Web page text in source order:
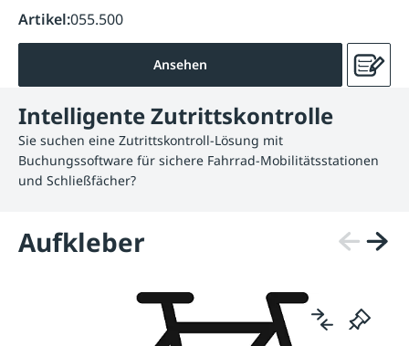
Artikel:055.500
Ansehen
Intelligente Zutrittskontrolle
Sie suchen eine Zutrittskontroll-Lösung mit
Buchungssoftware für sichere Fahrrad-Mobilitätsstationen
und Schließfächer?
Aufkleber